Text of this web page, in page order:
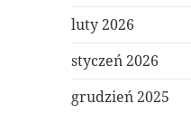
luty 2026
styczeń 2026
grudzień 2025